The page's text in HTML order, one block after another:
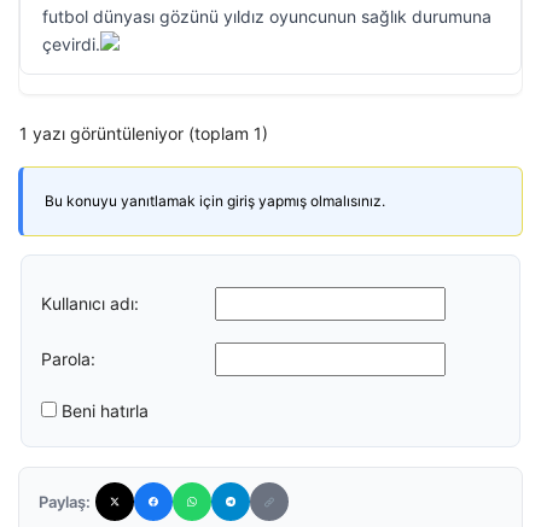
futbol dünyası gözünü yıldız oyuncunun sağlık durumuna
çevirdi.
1 yazı görüntüleniyor (toplam 1)
Bu konuyu yanıtlamak için giriş yapmış olmalısınız.
Kullanıcı adı:
Parola:
Beni hatırla
Paylaş: